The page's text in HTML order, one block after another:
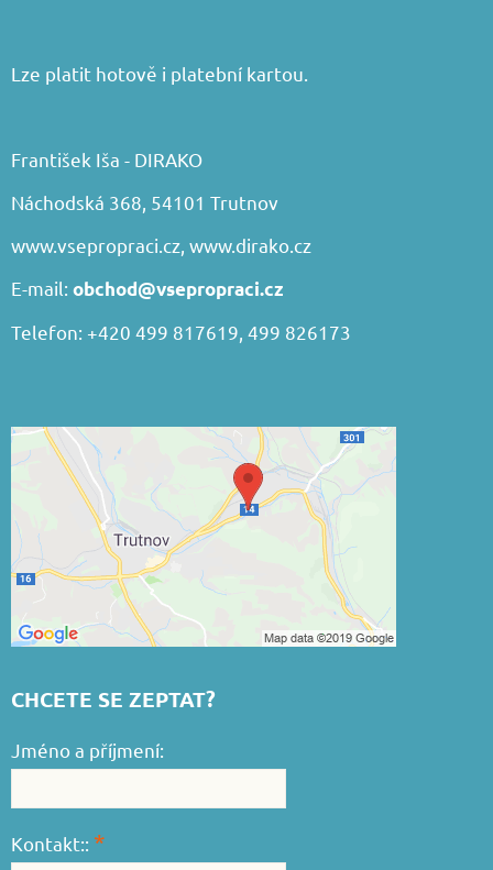
Lze platit hotově i platební kartou.
František Iša - DIRAKO
Náchodská 368, 54101 Trutnov
www.vsepropraci.cz www.dirako.cz
E-mail: obchod@vsepropraci.cz
Telefon: +420 499 817619, 499 826173
CHCETE SE ZEPTAT?
Jméno a příjmení:
Kontakt:: *